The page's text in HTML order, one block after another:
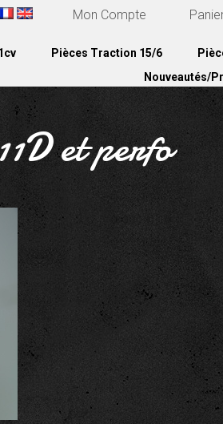
Mon Compte
Pièces Traction 15/6
Nouveautés/
et perfo